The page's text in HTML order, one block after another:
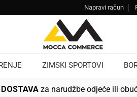
Napravi račun
ZIMSKI SPORTOVI
za narudžbe odjeće ili